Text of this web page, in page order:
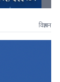
विज्ञापन